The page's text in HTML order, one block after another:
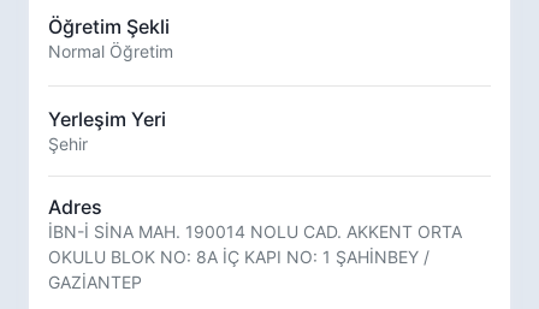
Öğretim Şekli
Normal Öğretim
Yerleşim Yeri
Şehir
Adres
İBN-İ SİNA MAH. 190014 NOLU CAD. AKKENT ORTA
OKULU BLOK NO: 8A İÇ KAPI NO: 1 ŞAHİNBEY /
GAZİANTEP